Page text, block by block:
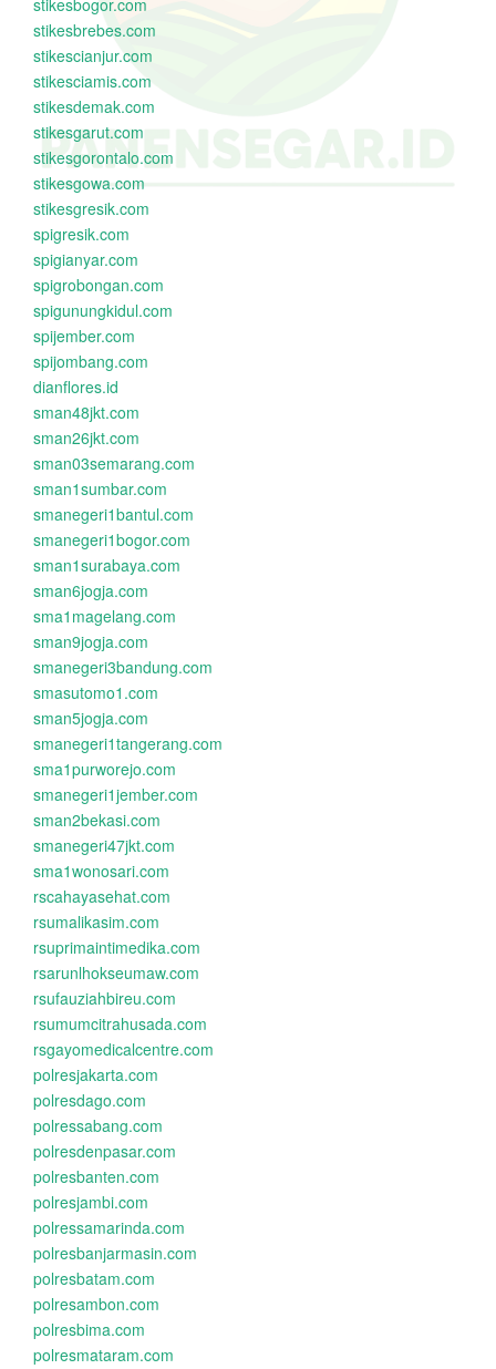
stikesbogor.com
stikesbrebes.com
stikescianjur.com
stikesciamis.com
stikesdemak.com
stikesgarut.com
stikesgorontalo.com
stikesgowa.com
stikesgresik.com
spigresik.com
spigianyar.com
spigrobongan.com
spigunungkidul.com
spijember.com
spijombang.com
dianflores.id
sman48jkt.com
sman26jkt.com
sman03semarang.com
sman1sumbar.com
smanegeri1bantul.com
smanegeri1bogor.com
sman1surabaya.com
sman6jogja.com
sma1magelang.com
sman9jogja.com
smanegeri3bandung.com
smasutomo1.com
sman5jogja.com
smanegeri1tangerang.com
sma1purworejo.com
smanegeri1jember.com
sman2bekasi.com
smanegeri47jkt.com
sma1wonosari.com
rscahayasehat.com
rsumalikasim.com
rsuprimaintimedika.com
rsarunlhokseumaw.com
rsufauziahbireu.com
rsumumcitrahusada.com
rsgayomedicalcentre.com
polresjakarta.com
polresdago.com
polressabang.com
polresdenpasar.com
polresbanten.com
polresjambi.com
polressamarinda.com
polresbanjarmasin.com
polresbatam.com
polresambon.com
polresbima.com
polresmataram.com